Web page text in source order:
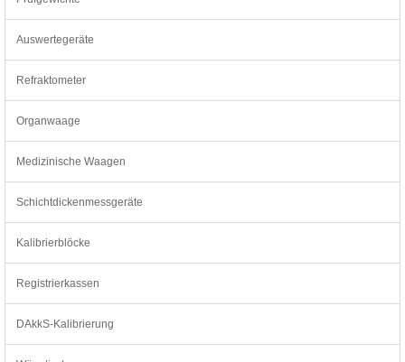
Auswertegeräte
Refraktometer
Organwaage
Medizinische Waagen
Schichtdickenmessgeräte
Kalibrierblöcke
Registrierkassen
DAkkS-Kalibrierung